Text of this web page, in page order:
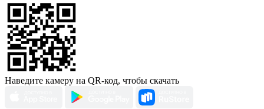
Наведите камеру на QR-код, чтобы скачать